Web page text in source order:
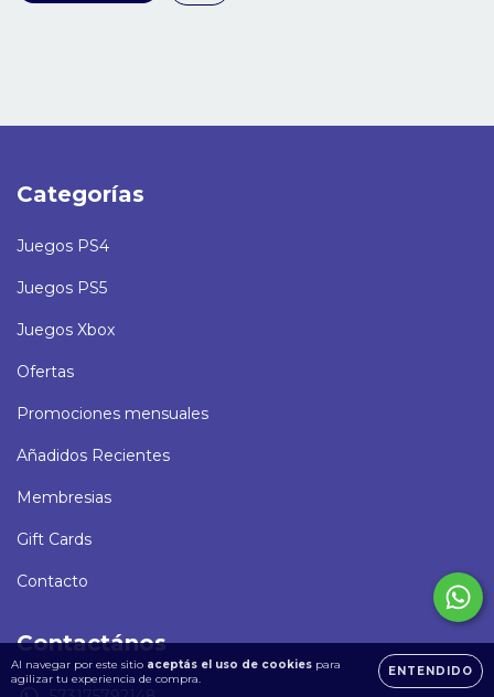
Al navegar por este sitio aceptás el uso de cookies para
agilizar tu experiencia de compra.
ENTENDIDO
Categorías
Juegos PS4
Juegos PS5
Juegos Xbox
Ofertas
Promociones mensuales
Añadidos Recientes
Membresias
Gift Cards
Contacto
Contactános